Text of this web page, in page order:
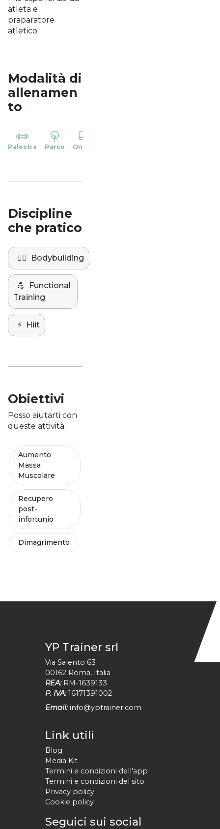
atleta e
praparatore
atletico.
Modalità di
allenamen
to
Palestra Parco Online
Discipline
che pratico
🏋️‍♀️ Bodybuilding
💪
Functional
Training
⚡️ Hiit
Obiettivi
Posso aiutarti con
queste attività:
Aumento
Massa
Muscolare
Recupero
post-
infortunio
Dimagrimento
YP Trainer srl
Via Salento 63
00162 Roma, Italia
REA: RM-1639133
P. IVA: 16171391002
Email: info@yptrainer.com
Link utili
Blog
Media Kit
Termini e condizioni dell'app
Termini e condizioni del sito
Privacy policy
Cookie policy
Seguici sui social